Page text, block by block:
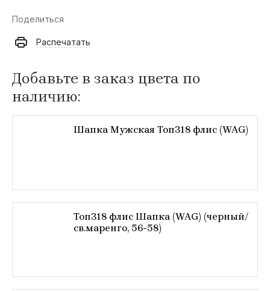
Поделиться
Распечатать
Добавьте в заказ цвета по
наличию:
Шапка Мужская Топ318 флис (WAG)
Топ318 флис Шапка (WAG) (черный/
св.маренго, 56-58)